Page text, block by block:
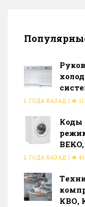
2 ГОДА НАЗАД
Коды
2 ГОДА НАЗАД
КВО,